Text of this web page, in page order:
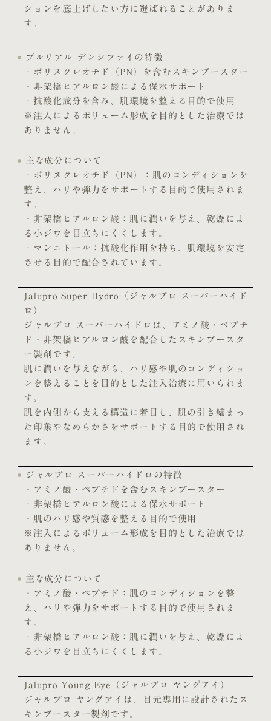
ションを底上げしたい方に選ばれることがありま
す。
プルリアル デンシファイの特徴
・ポリヌクレオチド（PN）を含むスキンブースター
・非架橋ヒアルロン酸による保水サポート
・抗酸化成分を含み、肌環境を整える目的で使用
※注入によるボリューム形成を目的とした治療では
ありません。
主な成分について
・ポリヌクレオチド（PN）：肌のコンディションを
整え、ハリや弾力をサポートする目的で使用されま
す。
・非架橋ヒアルロン酸：肌に潤いを与え、乾燥によ
る小ジワを目立ちにくくします。
・マンニトール：抗酸化作用を持ち、肌環境を安定
させる目的で配合されています。
Jalupro Super Hydro（ジャルプロ スーパーハイド
ロ）
ジャルプロ スーパーハイドロは、アミノ酸・ペプチ
ド・非架橋ヒアルロン酸を配合したスキンブースタ
ー製剤です。
肌に潤いを与えながら、ハリ感や肌のコンディショ
ンを整えることを目的とした注入治療に用いられま
す。
肌を内側から支える構造に着目し、肌の引き締まっ
た印象やなめらかさをサポートする目的で使用され
ます。
ジャルプロ スーパーハイドロの特徴
・アミノ酸・ペプチドを含むスキンブースター
・非架橋ヒアルロン酸による保水サポート
・肌のハリ感や質感を整える目的で使用
※注入によるボリューム形成を目的とした治療では
ありません。
主な成分について
・アミノ酸・ペプチド：肌のコンディションを整
え、ハリや弾力をサポートする目的で使用されま
す。
・非架橋ヒアルロン酸：肌に潤いを与え、乾燥によ
る小ジワを目立ちにくくします。
Jalupro Young Eye（ジャルプロ ヤングアイ）
ジャルプロ ヤングアイは、目元専用に設計されたス
キンブースター製剤です。